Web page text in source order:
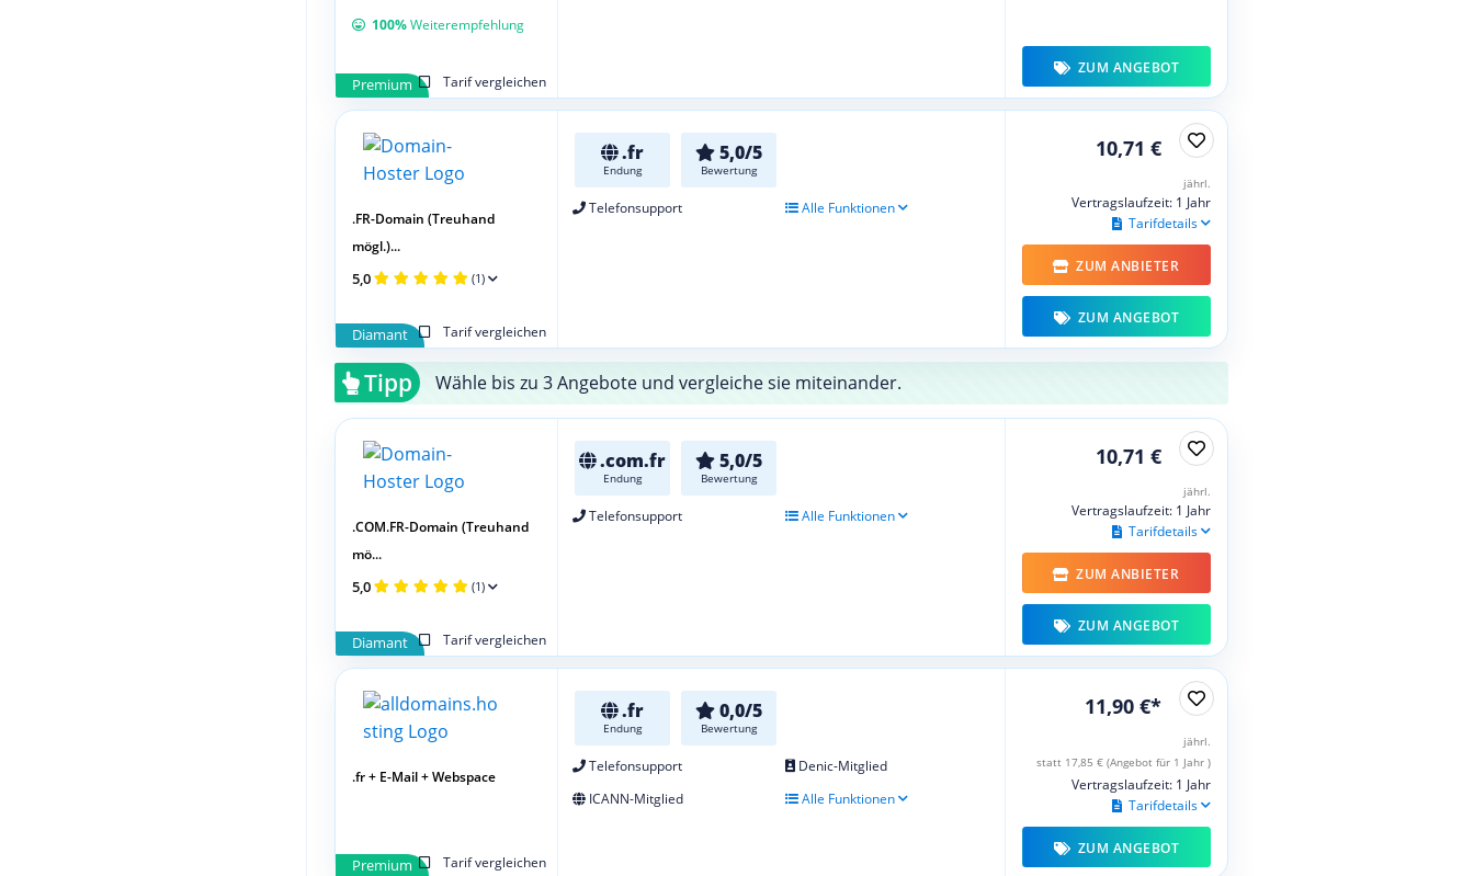
Premium Tarif vergleichen
100%Weiterempfehlung
ZUM ANGEBOT
.fr
Endung
5,0/5
Bewertung
Telefonsupport Alle Funktionen
Diamant Tarif vergleichen
.FR-Domain (Treuhand
mögl.)...
5,0 (1)
10,71 €
jährl.
Vertragslaufzeit: 1 Jahr
Tarifdetails
ZUM ANBIETER
ZUM ANGEBOT
Tipp Wähle bis zu 3 Angebote und vergleiche sie miteinander.
.com.fr
Endung
5,0/5
Bewertung
Telefonsupport Alle Funktionen
Diamant Tarif vergleichen
.COM.FR-Domain (Treuhand
mö...
5,0 (1)
10,71 €
jährl.
Vertragslaufzeit: 1 Jahr
Tarifdetails
ZUM ANBIETER
ZUM ANGEBOT
.fr
Endung
0,0/5
Bewertung
Telefonsupport
Denic-Mitglied
ICANN-Mitglied
Alle Funktionen
Premium Tarif vergleichen
.fr + E-Mail + Webspace
11,90 €*
jährl.
statt 17,85 € (Angebot für 1 Jahr )
Vertragslaufzeit: 1 Jahr
Tarifdetails
ZUM ANGEBOT